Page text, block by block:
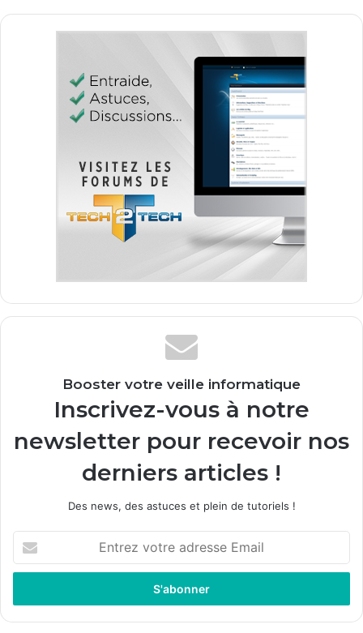
Booster votre veille informatique
Inscrivez-vous à notre
newsletter pour recevoir nos
derniers articles !
Des news, des astuces et plein de tutoriels !
t
e
z